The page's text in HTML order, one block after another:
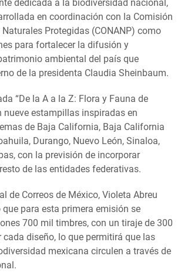
dedicada a la biodiversidad nacional,
en coordinación con la Comisión
Protegidas (CONANP) como
para fortalecer la difusión y
ambiental del país que
de la presidenta Claudia Sheinbaum.
“De la A a la Z: Flora y Fauna de
nueve estampillas inspiradas en
de Baja California, Baja California
Durango, Nuevo León, Sinaloa,
con la previsión de incorporar
de las entidades federativas.
de Correos de México, Violeta Abreu
para esta primera emisión se
700 mil timbres, con un tiraje de 300
cada diseño, lo que permitirá que las
mexicana circulen a través de